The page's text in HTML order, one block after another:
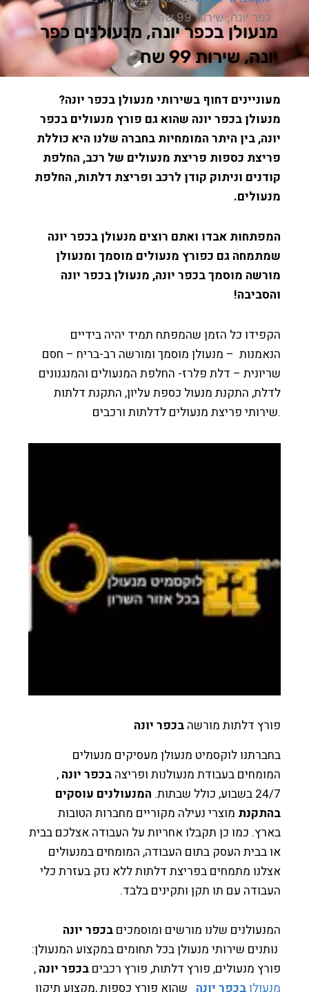
יונה, שירות 99 שח
בכפר יונה, מנעולנים כפר
שירות 99 שח
דחוף בשירותי מנעולן בכפר יונה?
בכפר יונה שהוא גם פורץ מנעולים בכפר
בין היתר המומחיות בחברה שלנו היא כוללת
כספות פריצת מנעולים של רכב, החלפת
וניתוק קודן לרכב ופריצת דלתות, החלפת
אבדו ואתם רוצים מנעולן בכפר יונה
גם כפורץ מנעולים מוסמך ומנעולן
מוסמך בכפר יונה, מנעולן בכפר יונה
כל הזמן שהמפתח תמיד יהיה בידיים
– מנעולן מוסמך ומורשה רב-בריח – חסם
– דלת פלרז- החלפת המנעולים והמנגנונים
התקנת מנעול כספת עליון, התקנת דלתות
פריצת מנעולים לדלתות ורכבים
דלתות מורשהבכפר יונה
לוקסמיט מנעולן מעסיקים מנעולים
בעבודת מנעולנות ופריצהבכפר יונה,
המנעולנים עוסקים
מוצרי נעילה מקוריים מחברות הטובות
כמו כן תקבלו אחריות על העבודה אצלכם בבית
בבית העסק בתום העבודה, המומחים במנעולים
מתמחים בפריצת דלתות ללא נזק בעזרת כלי
עם תו תקן ותקינים בלבד.
שלנו מורשים ומוסמכיםבכפר יונה
שירותי מנעולן בכל תחומים במקצוע המנעולן:
מנעולים, פורץ דלתות, פורץ רכביםבכפר יונה,
בכפר יונהשהוא פורץ כספות ,מקצוע תיקון